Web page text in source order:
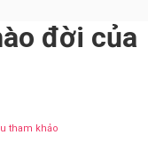
đời của
tham khảo